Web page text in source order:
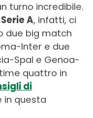
turno incredibile.
A, infatti, ci
due big match
Inter e due
Spal e Genoa-
quattro in
di
in questa